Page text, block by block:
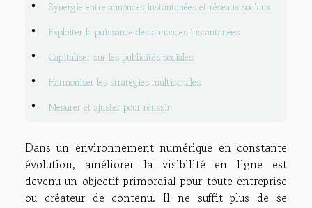
Synergie entre annonces instantanées et réseaux sociaux
Exploiter la puissance des annonces instantanées
Capitaliser sur les publicités sociales
Harmoniser les stratégies multicanales
Mesurer et ajuster pour réussir
Dans un environnement numérique en constante
évolution, améliorer la visibilité en ligne est
devenu un objectif primordial pour toute entreprise
ou créateur de contenu. Il ne suffit plus de se